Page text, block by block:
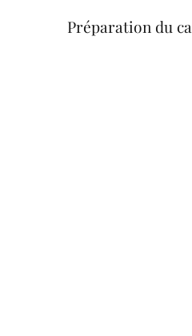
Préparation du